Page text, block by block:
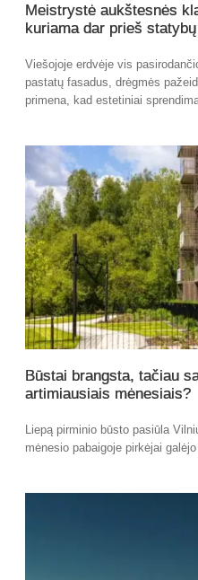
Meistrystė aukštesnės
kuriama dar prieš
Viešojoje erdvėje vis
pastatų fasadus, drėgmės
primena, kad estetiniai
Būstai brangsta, tačiau
artimiausiais mėnesiais?
Liepą pirminio būsto pasiūla
mėnesio pabaigoje pirkėjai